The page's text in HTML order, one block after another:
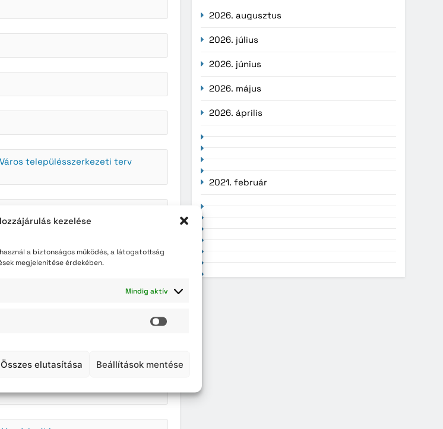
kezelése
a biztonságos működés, a látogatottság
megjelenítése érdekében.
Mindig aktív
Összes elutasítása Beállítások mentése
településszerkezeti terv
rendelete a
(V. 4.) önkormányzati
2026. augusztus
2026. július
2026. június
2026. május
2026. április
2021. február